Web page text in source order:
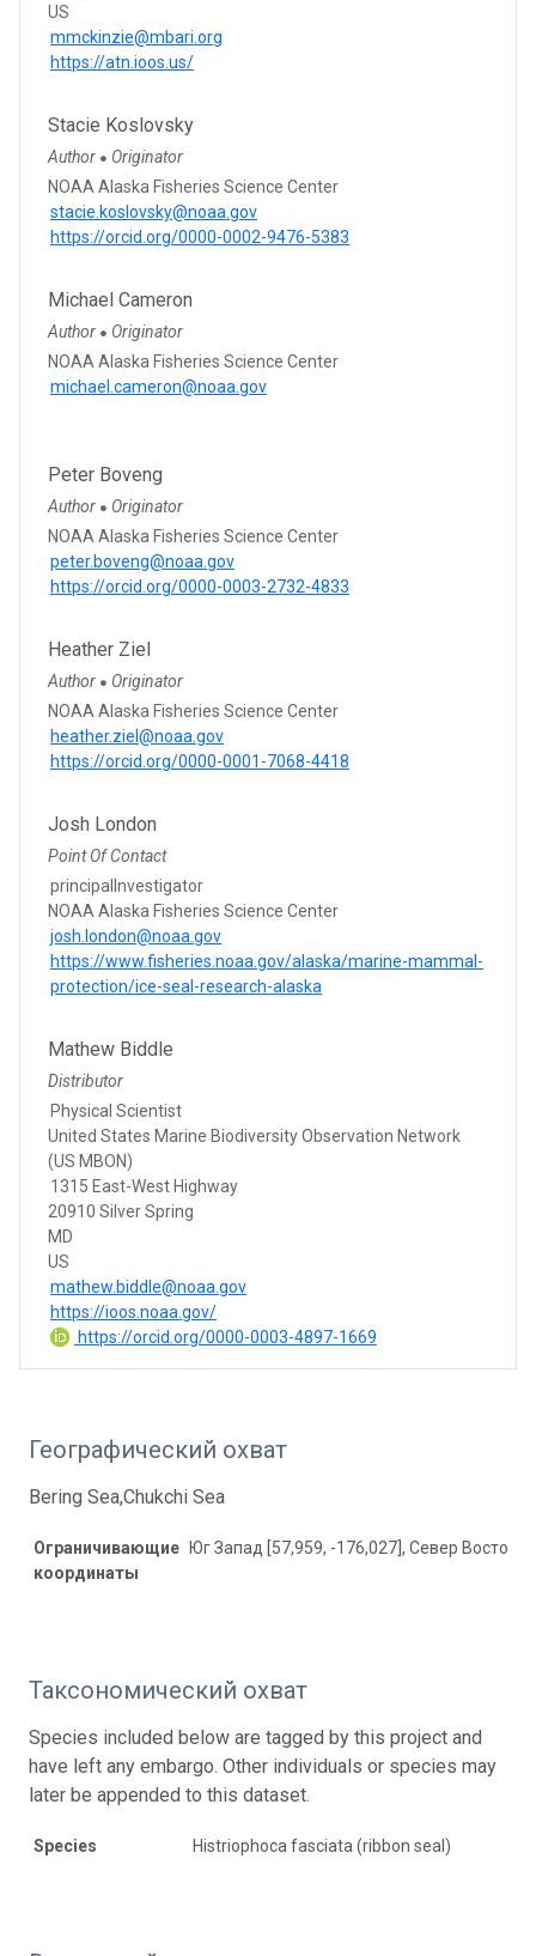
US
mmckinzie@mbari.org
https://atn.ioos.us/
Stacie Koslovsky
Author ● Originator
NOAA Alaska Fisheries Science Center
stacie.koslovsky@noaa.gov
https://orcid.org/0000-0002-9476-5383
Michael Cameron
Author ● Originator
NOAA Alaska Fisheries Science Center
michael.cameron@noaa.gov
Peter Boveng
Author ● Originator
NOAA Alaska Fisheries Science Center
peter.boveng@noaa.gov
https://orcid.org/0000-0003-2732-4833
Heather Ziel
Author ● Originator
NOAA Alaska Fisheries Science Center
heather.ziel@noaa.gov
https://orcid.org/0000-0001-7068-4418
Josh London
Point Of Contact
principalInvestigator
NOAA Alaska Fisheries Science Center
josh.london@noaa.gov
https://www.fisheries.noaa.gov/alaska/marine-mammal-
protection/ice-seal-research-alaska
Mathew Biddle
Distributor
Physical Scientist
United States Marine Biodiversity Observation Network
(US MBON)
1315 East-West Highway
20910 Silver Spring
MD
US
mathew.biddle@noaa.gov
https://ioos.noaa.gov/
https://orcid.org/0000-0003-4897-1669
Географический охват
Bering Sea,Chukchi Sea
Ограничивающие
координаты
Юг Запад [57,959, -176,027], Север Восток
Таксономический охват
Species included below are tagged by this project and
have left any embargo. Other individuals or species may
later be appended to this dataset.
Species Histriophoca fasciata (ribbon seal)